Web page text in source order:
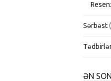
Sərbəst
ƏN